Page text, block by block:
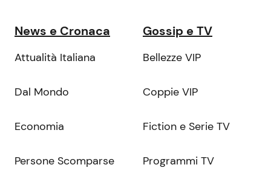
News e Cronaca
Attualità Italiana
Dal Mondo
Economia
Persone Scomparse
Gossip e TV
Bellezze VIP
Coppie VIP
Fiction e Serie TV
Programmi TV